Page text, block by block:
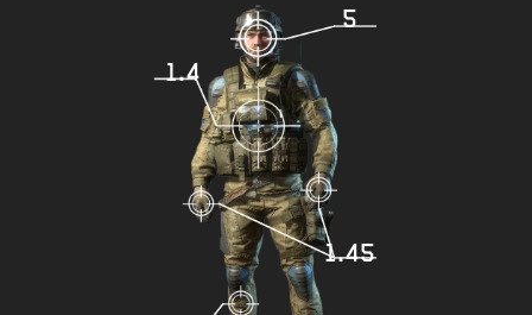
5
1.4
1.45